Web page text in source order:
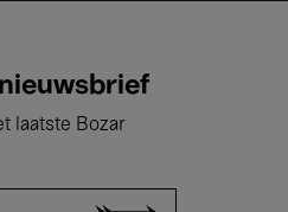
laatste Bozar